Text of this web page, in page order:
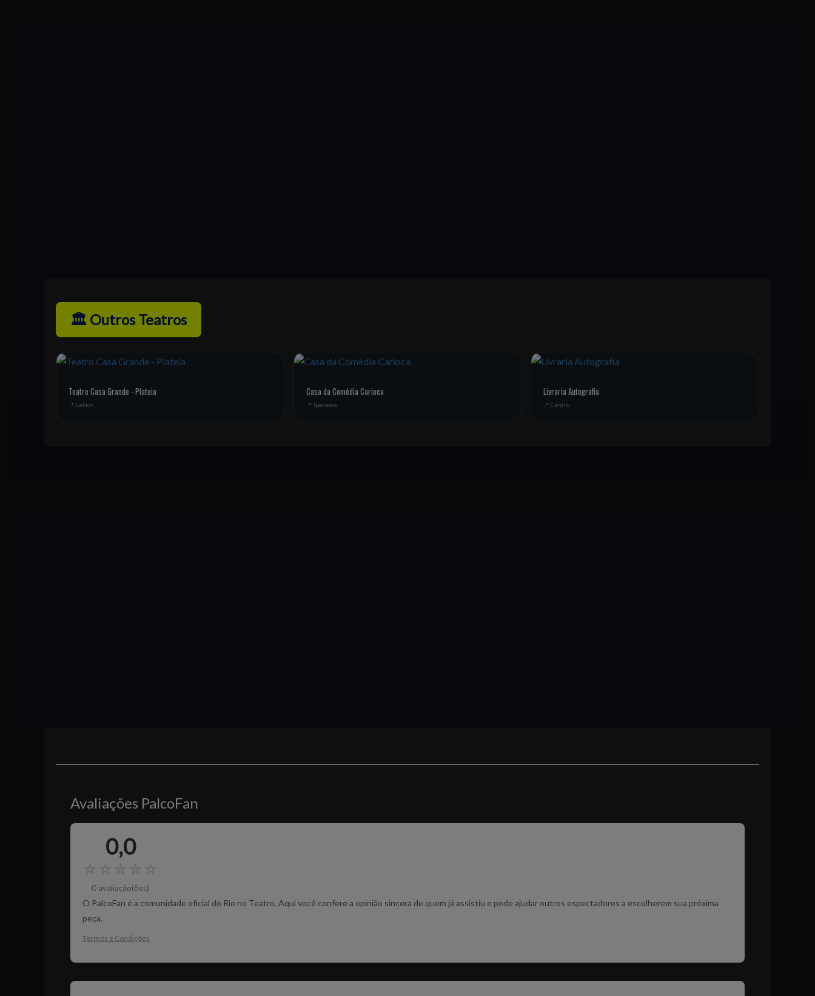
🏛️ Outros Teatros
Teatro Casa Grande - Plateia
📍 Leblon
Casa da Comédia Carioca
📍 Ipanema
Livraria Autografia
📍 Centro
Avaliações PalcoFan
0,0
0 avaliação(ões)
O PalcoFan é a comunidade oficial do Rio no Teatro. Aqui você confere a opinião sincera de quem já assistiu e pode ajudar outros espectadores a escolherem sua próxima
peça.
Termos e Condições